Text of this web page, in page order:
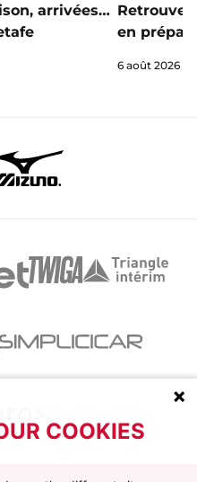
arrivées… Retrouve
en prépa'
6 août 2026
COOKIES